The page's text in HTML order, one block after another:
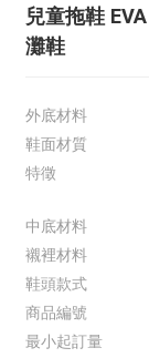
兒童拖鞋
灘鞋
外底材料
鞋面材質
特徵
中底材料
襯裡材料
鞋頭款式
商品編號
最小起訂量